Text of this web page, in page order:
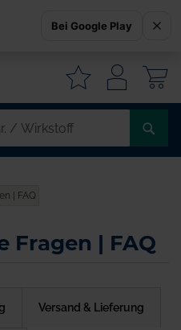
| FAQ
Fragen | FAQ
Versand & Lieferung
Bei Google Play